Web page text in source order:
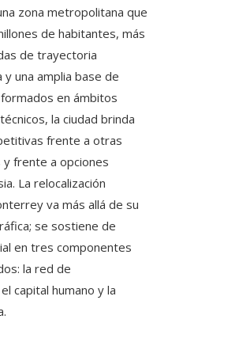
zona metropolitana que
de habitantes, más
de trayectoria
una amplia base de
en ámbitos
la ciudad brinda
frente a otras
y frente a opciones
La relocalización
va más allá de su
se sostiene de
en tres componentes
la red de
capital humano y la